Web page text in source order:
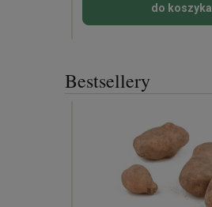
do koszyka
Bestsellery